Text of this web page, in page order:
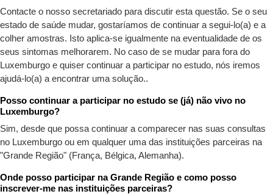
Contacte o nosso secretariado para discutir esta questão. Se o seu
estado de saúde mudar, gostaríamos de continuar a segui-lo(a) e a
colher amostras. Isto aplica-se igualmente na eventualidade de os
seus sintomas melhorarem. No caso de se mudar para fora do
Luxemburgo e quiser continuar a participar no estudo, nós iremos
ajudá-lo(a) a encontrar uma solução..
Posso continuar a participar no estudo se (já) não vivo no
Luxemburgo?
Sim, desde que possa continuar a comparecer nas suas consultas
no Luxemburgo ou em qualquer uma das instituições parceiras na
"Grande Região" (França, Bélgica, Alemanha).
Onde posso participar na Grande Região e como posso
inscrever-me nas instituições parceiras?